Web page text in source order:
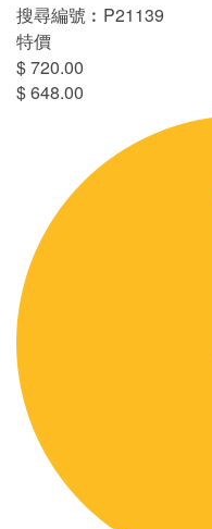
搜尋編號︰P21139
特價
$ 720.00
$ 648.00